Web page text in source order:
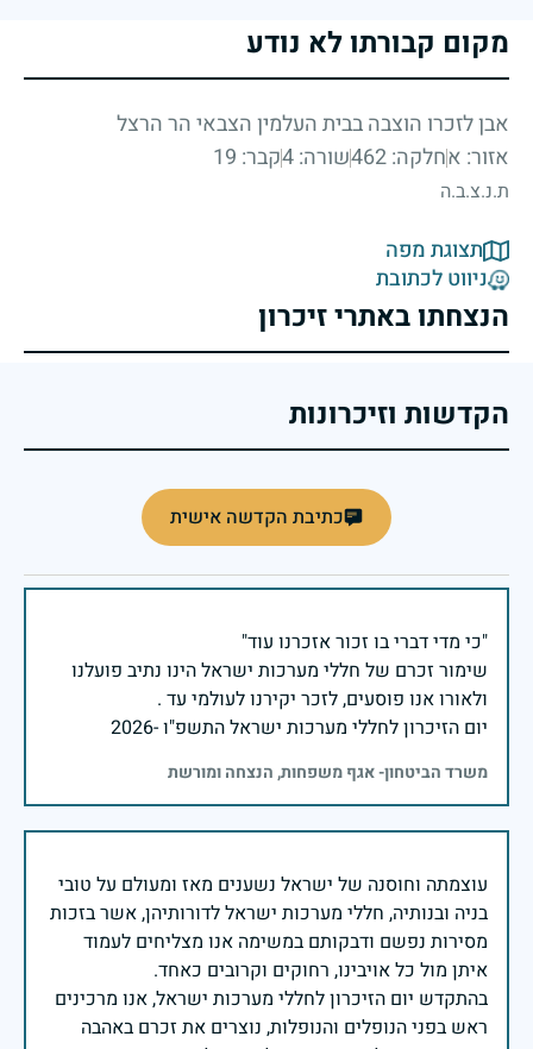
מקום קבורתו לא נודע
אבן לזכרו הוצבה בבית העלמין הצבאי הר הרצל
אזור: אחלקה: 462 שורה: 4 קבר: 19
ת.נ.צ.ב.ה
תצוגת מפה
ניווט לכתובת
הנצחתו באתרי זיכרון
הקדשות וזיכרונות
כתיבת הקדשה אישית
שימור זכרם של חללי מערכות ישראל הינו נתיב פועלנו
יום הזיכרון לחללי מערכות ישראל התשפ"ו -2026
משרד הביטחון- אגף משפחות, הנצחה ומורשת
עוצמתה וחוסנה של ישראל נשענים מאז ומעולם על טובי
בניה ובנותיה, חללי מערכות ישראל לדורותיהן, אשר בזכות
מסירות נפשם ודבקותם במשימה אנו מצליחים לעמוד
בהתקדש יום הזיכרון לחללי מערכות ישראל, אנו מרכינים
ראש בפני הנופלים והנופלות, נוצרים את זכרם באהבה